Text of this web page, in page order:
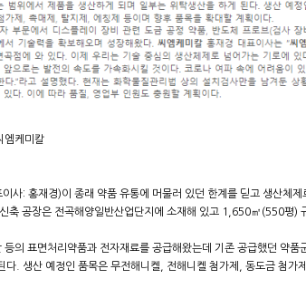
엠케미칼
사: 홍재경)이 종래 약품 유통에 머물러 있던 한계를 딛고 생산체
축 공장은 전곡해양일반산업단지에 소재해 있고 1,650㎡(550평)
의 표면처리약품과 전자재료를 공급해왔는데 기존 공급했던 약
다. 생산 예정인 품목은 무전해니켈, 전해니켈 첨가제, 동도금 첨가